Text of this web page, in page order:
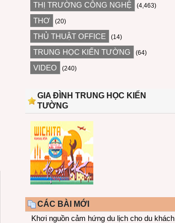
THỊ TRƯỜNG CÔNG NGHỆ (4,463)
THƠ (20)
THỦ THUẬT OFFICE (14)
TRUNG HỌC KIẾN TƯỜNG (64)
VIDEO (240)
GIA ĐÌNH TRUNG HỌC KIẾN
TƯỜNG
CÁC BÀI MỚI
Khơi nguồn cảm hứng du lịch cho du khách